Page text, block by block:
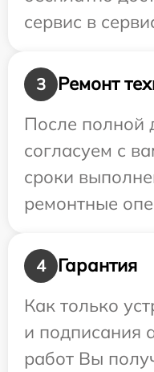
сервис в
3
Ремонт
После полной
согласуем с
сроки
ремонтные
4
Гарантия
Как только
и подписания
работ Вы